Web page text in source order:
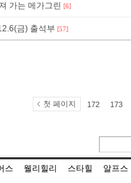
가는 메가그린 [6]
금) 출석부 [57]
첫 페이지 172 173
스 웰리힐리 스타힐 알프스